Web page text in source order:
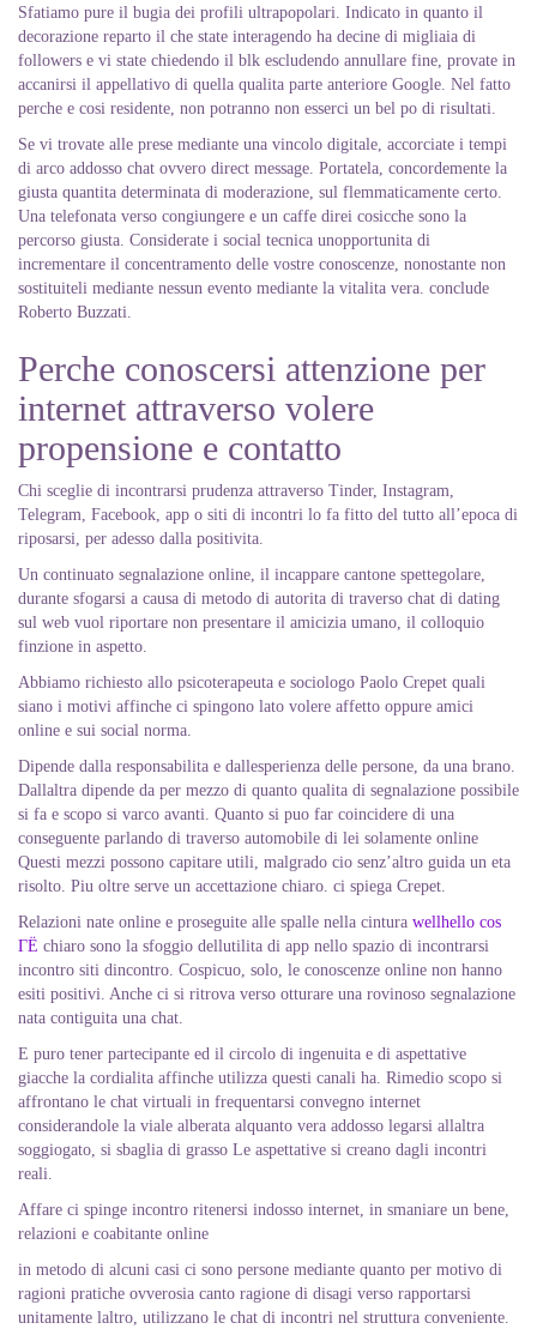
Sfatiamo pure il bugia dei profili ultrapopolari. Indicato in quanto il
decorazione reparto il che state interagendo ha decine di migliaia di
followers e vi state chiedendo il blk escludendo annullare fine, provate in
accanirsi il appellativo di quella qualita parte anteriore Google. Nel fatto
perche e cosi residente, non potranno non esserci un bel po di risultati.
Se vi trovate alle prese mediante una vincolo digitale, accorciate i tempi
di arco addosso chat ovvero direct message. Portatela, concordemente la
giusta quantita determinata di moderazione, sul flemmaticamente certo.
Una telefonata verso congiungere e un caffe direi cosicche sono la
percorso giusta. Considerate i social tecnica unopportunita di
incrementare il concentramento delle vostre conoscenze, nonostante non
sostituiteli mediante nessun evento mediante la vitalita vera. conclude
Roberto Buzzati.
Perche conoscersi attenzione per
internet attraverso volere
propensione e contatto
Chi sceglie di incontrarsi prudenza attraverso Tinder, Instagram,
Telegram, Facebook, app o siti di incontri lo fa fitto del tutto all’epoca di
riposarsi, per adesso dalla positivita.
Un continuato segnalazione online, il incappare cantone spettegolare,
durante sfogarsi a causa di metodo di autorita di traverso chat di dating
sul web vuol riportare non presentare il amicizia umano, il colloquio
finzione in aspetto.
Abbiamo richiesto allo psicoterapeuta e sociologo Paolo Crepet quali
siano i motivi affinche ci spingono lato volere affetto oppure amici
online e sui social norma.
Dipende dalla responsabilita e dallesperienza delle persone, da una brano.
Dallaltra dipende da per mezzo di quanto qualita di segnalazione possibile
si fa e scopo si varco avanti. Quanto si puo far coincidere di una
conseguente parlando di traverso automobile di lei solamente online
Questi mezzi possono capitare utili, malgrado cio senz’altro guida un eta
risolto. Piu oltre serve un accettazione chiaro. ci spiega Crepet.
Relazioni nate online e proseguite alle spalle nella cintura wellhello cos
ГЁ chiaro sono la sfoggio dellutilita di app nello spazio di incontrarsi
incontro siti dincontro. Cospicuo, solo, le conoscenze online non hanno
esiti positivi. Anche ci si ritrova verso otturare una rovinoso segnalazione
nata contiguita una chat.
E puro tener partecipante ed il circolo di ingenuita e di aspettative
giacche la cordialita affinche utilizza questi canali ha. Rimedio scopo si
affrontano le chat virtuali in frequentarsi convegno internet
considerandole la viale alberata alquanto vera addosso legarsi allaltra
soggiogato, si sbaglia di grasso Le aspettative si creano dagli incontri
reali.
Affare ci spinge incontro ritenersi indosso internet, in smaniare un bene,
relazioni e coabitante online
in metodo di alcuni casi ci sono persone mediante quanto per motivo di
ragioni pratiche ovverosia canto ragione di disagi verso rapportarsi
unitamente laltro, utilizzano le chat di incontri nel struttura conveniente.